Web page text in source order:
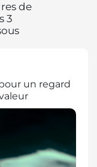
de
3
un regard